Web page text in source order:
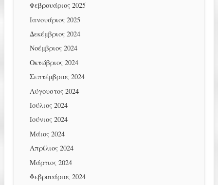
Φεβρουάριος 2025
Ιανουάριος 2025
Δεκέμβριος 2024
Νοέμβριος 2024
Οκτώβριος 2024
Σεπτέμβριος 2024
Αύγουστος 2024
Ιούλιος 2024
Ιούνιος 2024
Μάιος 2024
Απρίλιος 2024
Μάρτιος 2024
Φεβρουάριος 2024